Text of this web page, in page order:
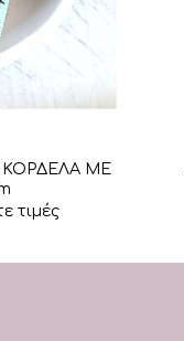
ΜΕ
τιμές